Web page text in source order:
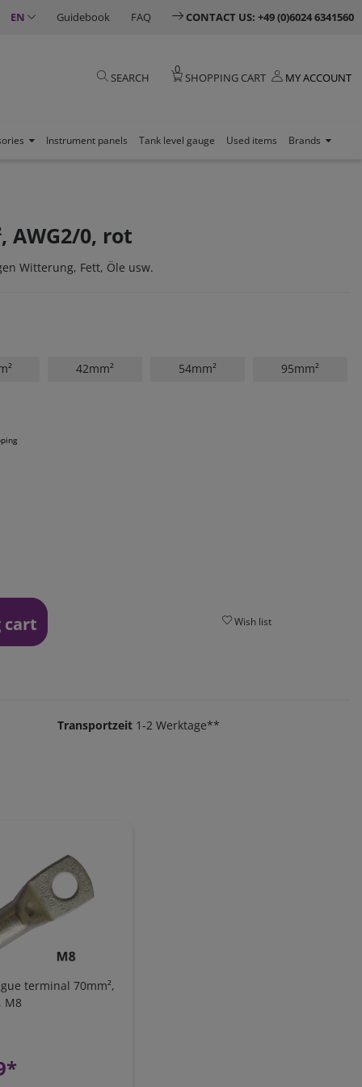
EN Guidebook FAQ CONTACT US: +49 (0)6024 6341560
SEARCH
0
SHOPPING CART MY ACCOUNT
Instrument panels Tank level gauge Used items Brands
AWG2/0, rot
Witterung, Fett, Öle usw.
42mm² 54mm² 95mm²
cart Wish list
Transportzeit 1-2 Werktage**
terminal 70mm²,
M8